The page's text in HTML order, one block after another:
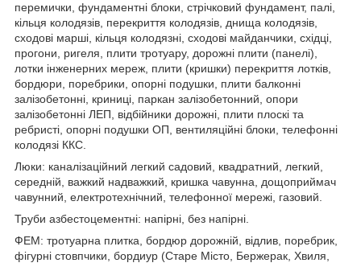
перемички, фундаментні блоки, стрічковий фундамент, палі,
кільця колодязів, перекриття колодязів, днища колодязів,
сходові марші, кільця колодязні, сходові майданчики, східці,
прогони, ригеля, плити тротуару, дорожні плити (панелі),
лотки інженерних мереж, плити (кришки) перекриття лотків,
бордюри, поребрики, опорні подушки, плити балконні
залізобетонні, криниці, паркан залізобетонний, опори
залізобетонні ЛЕП, відбійники дорожні, плити плоскі та
ребристі, опорні подушки ОП, вентиляційні блоки, телефонні
колодязі ККС.
Люки: каналізаційний легкий садовий, квадратний, легкий,
середній, важкий надважкий, кришка чавунна, дощоприймач
чавунний, електротехнічний, телефонної мережі, газовий.
Труби азбестоцементні: напірні, без напірні.
ФЕМ: тротуарна плитка, бордюр дорожній, відлив, поребрик,
фігурні стовпчики, бордиур (Старе Місто, Бержерак, Хвиля,